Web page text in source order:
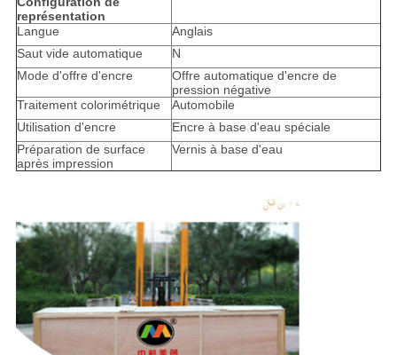
représentation
Langue
Anglais
Saut vide automatique
N
Mode d'offre d'encre
Offre automatique d'encre de
pression négative
Traitement colorimétrique
Automobile
Utilisation d'encre
Encre à base d'eau spéciale
Préparation de surface
après impression
Vernis à base d'eau